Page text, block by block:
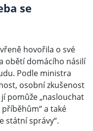
se
hovořila o své
obětí domácího násilí
Podle ministra
osobní zkušenost
pomůže „naslouchat
a také
státní správy“.